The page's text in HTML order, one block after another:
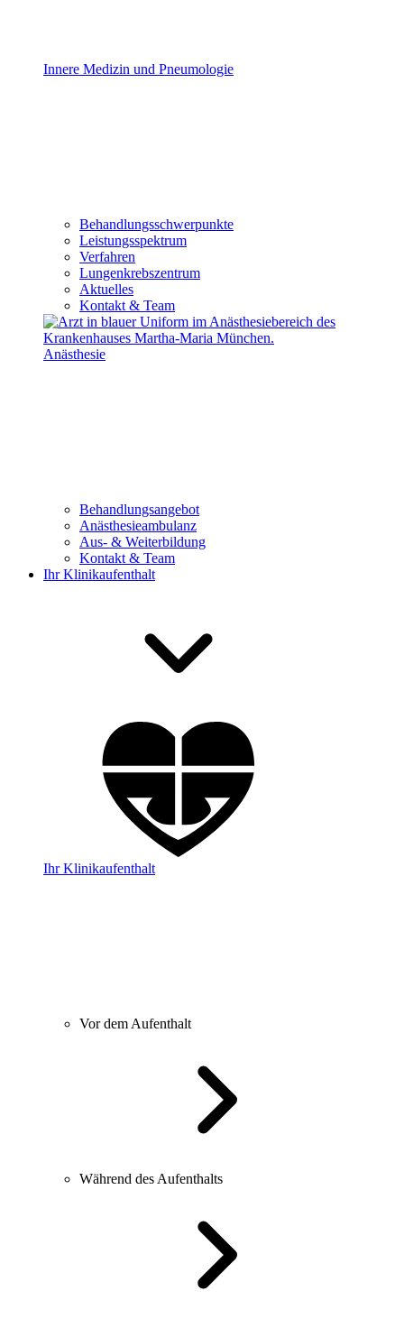
Innere Medizin und Pneumologie
Behandlungsschwerpunkte
Leistungsspektrum
Verfahren
Lungenkrebszentrum
Aktuelles
Kontakt & Team
Anästhesie
Behandlungsangebot
Anästhesieambulanz
Aus- & Weiterbildung
Kontakt & Team
Ihr Klinikaufenthalt
Ihr Klinikaufenthalt
Vor dem Aufenthalt
Während des Aufenthalts